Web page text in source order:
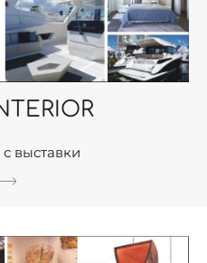
выставки